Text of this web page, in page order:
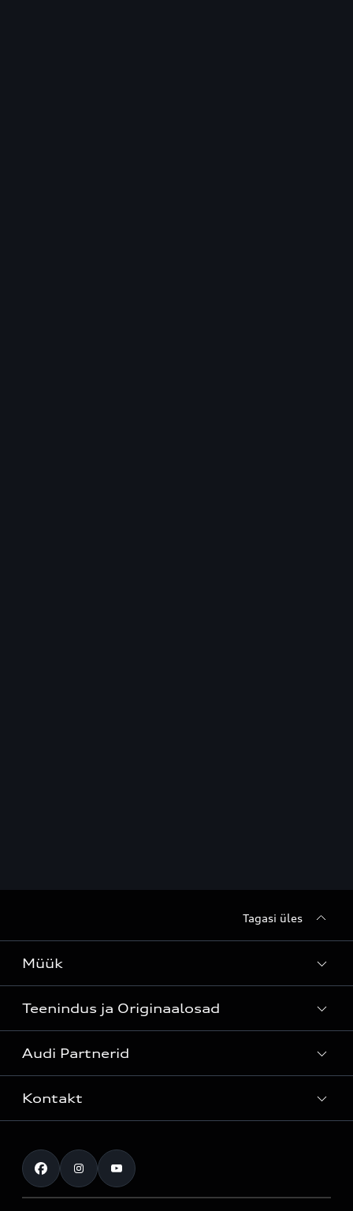
Tagasi üles
Müük
Kõik mudelid
Laoautod
Müügikampaaniad
Audi Liising 1%
Teenindus ja Originaalosad
Teenindus
Originaalosad
Audi Partnerid
Audi Tallinn
Pärnu esindus
Audi Tartu
Kontakt
Kontakt
Registreeru proovisõidule